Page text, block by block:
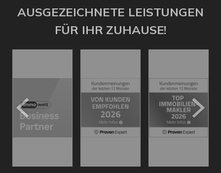
AUSGEZEICHNETE LEISTUNGEN
FÜR IHR ZUHAUSE!